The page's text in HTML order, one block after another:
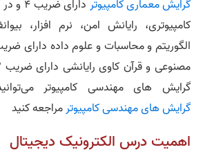
گرایش معماری کامپیوتر
کامپیوتری، رایانش امن، نرم افزار،
گرایش های مهندسی کامپیوتر
گرایش های مهندسی کامپیوترمراجعه کنید
اهمیت درس الکترونیک دیجیتال